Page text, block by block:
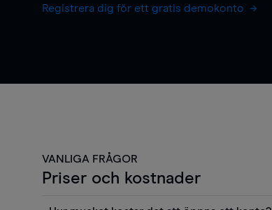
Registrera dig för ett gratis demokonto
VANLIGA FRÅGOR
Priser och kostnader